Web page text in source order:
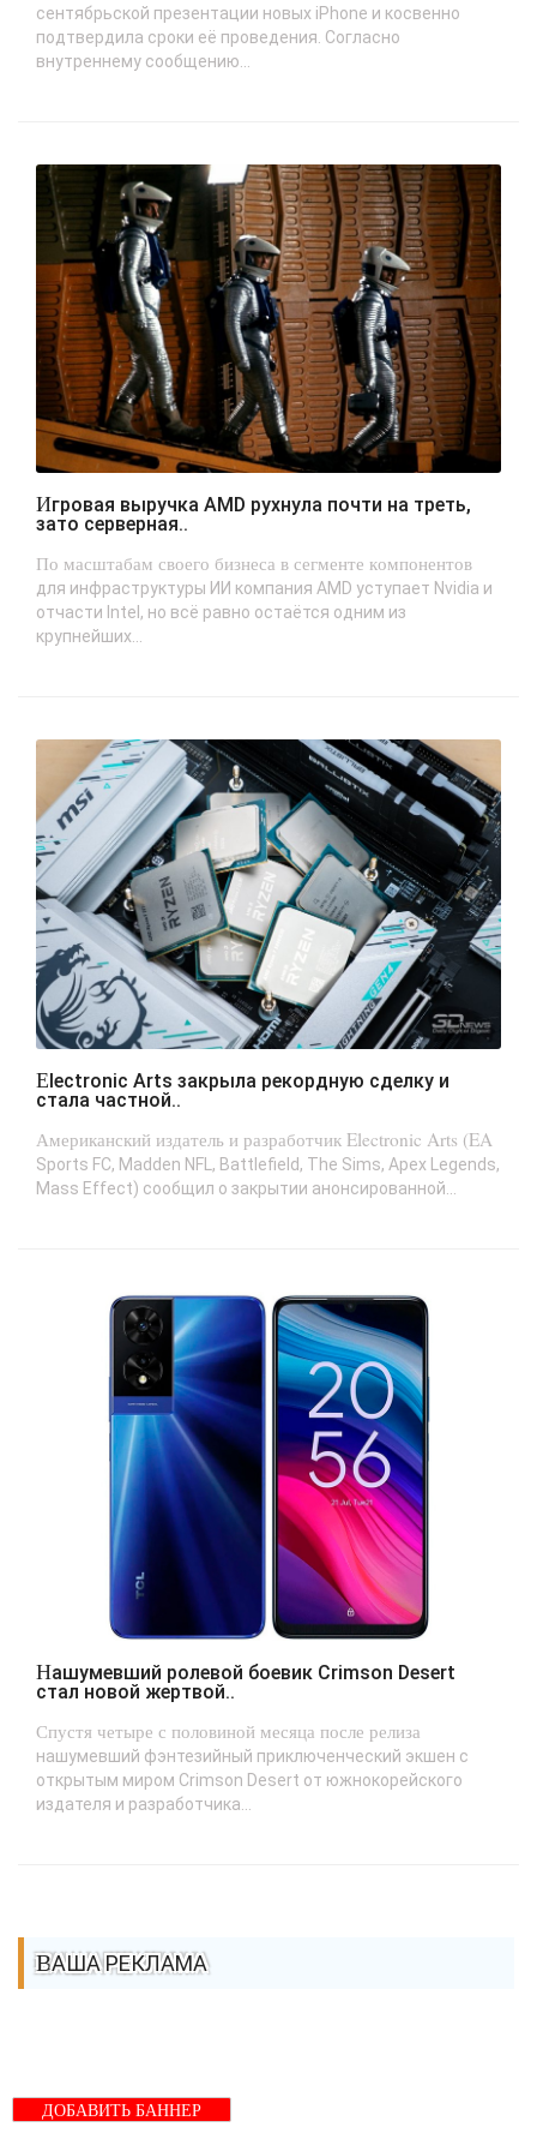
сентябрьской презентации новых iPhone и косвенно
подтвердила сроки её проведения. Согласно
внутреннему сообщению...
Игровая выручка AMD рухнула почти на треть,
зато серверная..
По масштабам своего бизнеса в сегменте компонентов
для инфраструктуры ИИ компания AMD уступает Nvidia и
отчасти Intel, но всё равно остаётся одним из
крупнейших...
Electronic Arts закрыла рекордную сделку и
стала частной..
Американский издатель и разработчик Electronic Arts (EA
Sports FC, Madden NFL, Battlefield, The Sims, Apex Legends,
Mass Effect) сообщил о закрытии анонсированной...
Нашумевший ролевой боевик Crimson Desert
стал новой жертвой..
Спустя четыре с половиной месяца после релиза
нашумевший фэнтезийный приключенческий экшен с
открытым миром Crimson Desert от южнокорейского
издателя и разработчика...
ВАША РЕКЛАМА
ДОБАВИТЬ БАННЕР